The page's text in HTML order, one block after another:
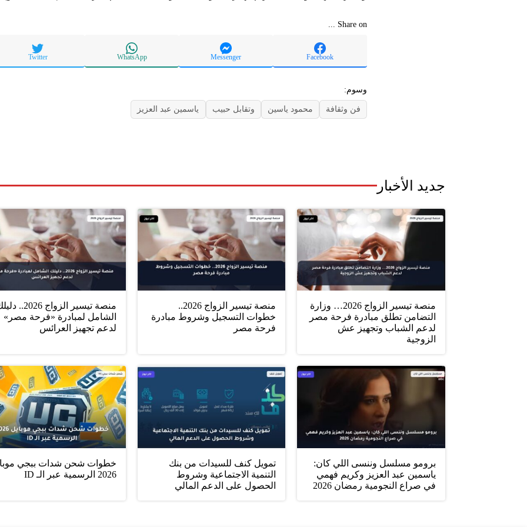
Share on ...
Facebook
Messenger
WhatsApp
Twitter
وسوم:
فن وثقافة محمود ياسين وتقابل حبيب ياسمين عبد العزيز
جديد الأخبار
منصة تيسير الزواج 2026… وزارة
التضامن تطلق مبادرة فرحة مصر
لدعم الشباب وتجهيز عش
الزوجية
منصة تيسير الزواج 2026..
خطوات التسجيل وشروط مبادرة
فرحة مصر
منصة تيسير الزواج
الشامل لمبادرة «فرحة مصر»
لدعم تجهيز العرائس
برومو مسلسل وننسى اللي كان:
ياسمين عبد العزيز وكريم فهمي
في صراع النجومية رمضان 2026
تمويل كنف للسيدات من بنك
التنمية الاجتماعية وشروط
الحصول على الدعم المالي
خطوات شحن شدات ببجي
2026 الرسمية عبر الـ ID